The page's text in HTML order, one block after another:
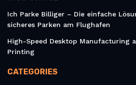
Ich Parke Billiger – Die einfache
sicheres Parken am Flughafen
High-Speed Desktop Manufacturing
Printing
CATEGORIES